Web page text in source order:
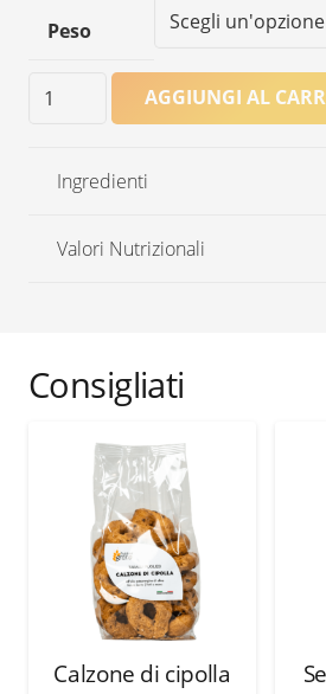
Peso
Tradizionali
AGGIUNGI AL
Ingredienti
Valori Nutrizionali
Consigliati
Calzone di cipolla